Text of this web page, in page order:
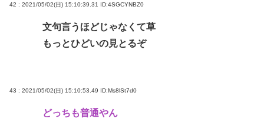
42 : 2021/05/02(日) 15:10:39.31 ID:4SGCYNBZ0
文句言うほどじゃなくて草
もっとひどいの見とるぞ
43 : 2021/05/02(日) 15:10:53.49 ID:Ms8lSt7d0
どっちも普通やん